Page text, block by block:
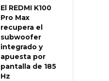
El REDMI K100
Pro Max
recupera el
subwoofer
integrado y
apuesta por
pantalla de 185
Hz